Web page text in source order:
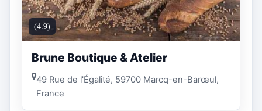
(4.9)
Brune Boutique & Atelier
49 Rue de l'Égalité, 59700 Marcq-en-Barœul,
France